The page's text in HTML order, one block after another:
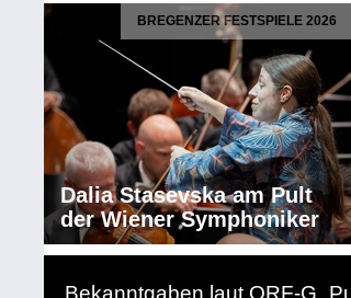
Komponist/
D4121-2
Titel: Quartett
Ausführende:
Ausführender/
Ausführender/
Ausführender/
Ausführender/
Länge: 34:55
Label: Henle
BREGENZER FESTSPIELE 2026
Dalia Stasevska am Pult
der Wiener Symphoniker
Bekanntgaben laut ORF-G